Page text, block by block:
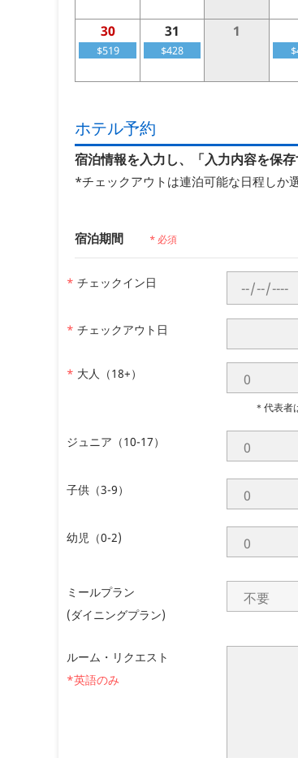
30
$519
31
$428
1
ホテル予約
宿泊情報を入力し、「入力内容を保
*チェックアウトは連泊可能な日程しか
宿泊期間 * 必須
* チェックイン日
* チェックアウト日
* 大人（18+）
＊代表者
ジュニア（10-17）
子供（3-9）
幼児（0-2)
ミールプラン
(ダイニングプラン)
ルーム・リクエスト
*英語のみ